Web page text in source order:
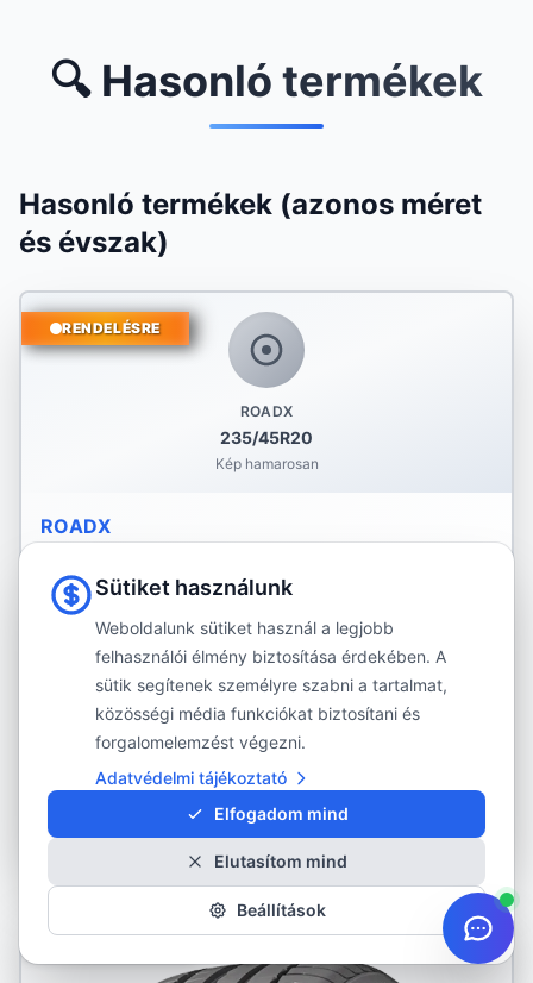
🔍 Hasonló termékek
Hasonló termékek (azonos méret
és évszak)
ROADX
235/45R20
Kép hamarosan
RENDELÉSRE
ROADX
235/45R20
Nyári gumi
31 690 Ft
Rendelhető: 20 db
Szállítás: 5-6 munkanap
Részletek
RENDELÉSRE
Sütiket használunk
Weboldalunk sütiket használ a legjobb
felhasználói élmény biztosítása érdekében. A
sütik segítenek személyre szabni a tartalmat,
közösségi média funkciókat biztosítani és
forgalomelemzést végezni.
Adatvédelmi tájékoztató
Elfogadom mind
Elutasítom mind
Beállítások